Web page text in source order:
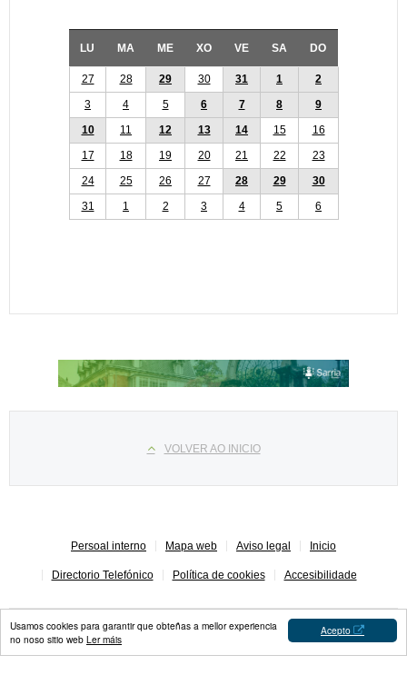
Acepto
Usamos cookies para garantir que obteñas a mellor experiencia
no noso sitio web Ler máis
LU MA ME XO VE SA DO
27 28 29 30 31 1
2
3
4 5 6 7 8
9
10
11 12 13 14 15
16
17
18 19 20 21 22
23
24
25 26 27 28 29
30
31
1 2 3 4 5 6
VOLVER AO INICIO
Persoal interno Mapa web Aviso legal Inicio
Directorio Telefónico Política de cookies Accesibilidade